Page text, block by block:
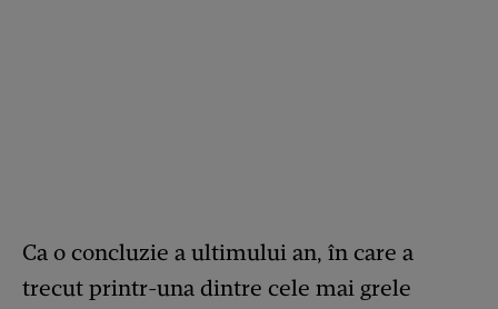
Ca o concluzie a ultimului an, în care a
trecut printr-una dintre cele mai grele